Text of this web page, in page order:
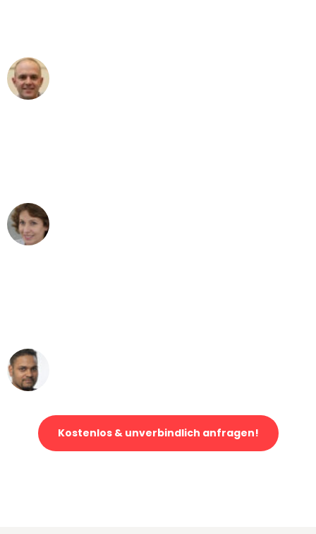
Kostenlos & unverbindlich anfragen!